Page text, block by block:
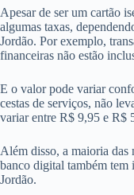
Apesar de ser um cartão
algumas taxas,
Jordão. Por exemplo,
financeiras não estão
E o valor pode variar
cestas de serviços, não
variar entre R$ 9,95 e R$
Além disso, a maioria das
banco digital também tem
Jordão.